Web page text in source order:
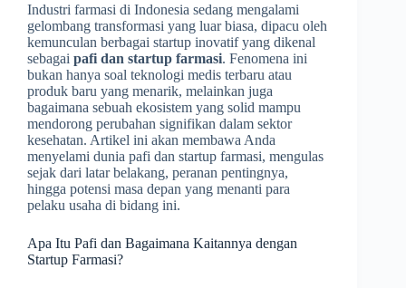
Industri farmasi di Indonesia sedang mengalami
gelombang transformasi yang luar biasa, dipacu oleh
kemunculan berbagai startup inovatif yang dikenal
sebagai pafi dan startup farmasi. Fenomena ini
bukan hanya soal teknologi medis terbaru atau
produk baru yang menarik, melainkan juga
bagaimana sebuah ekosistem yang solid mampu
mendorong perubahan signifikan dalam sektor
kesehatan. Artikel ini akan membawa Anda
menyelami dunia pafi dan startup farmasi, mengulas
sejak dari latar belakang, peranan pentingnya,
hingga potensi masa depan yang menanti para
pelaku usaha di bidang ini.
Apa Itu Pafi dan Bagaimana Kaitannya dengan
Startup Farmasi?